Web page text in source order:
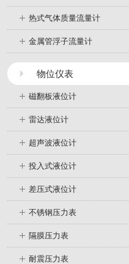
热式气体质量流量计
金属管浮子流量计
物位仪表
磁翻板液位计
雷达液位计
超声波液位计
投入式液位计
差压式液位计
不锈钢压力表
隔膜压力表
耐震压力表